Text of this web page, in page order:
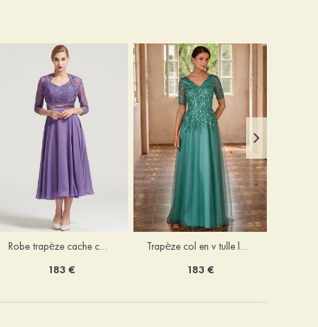
Robe trapèze cache cœur mousseline longueur mollet robe de mère de la mariée avec plissé veste
183 €
Trapèze col en v tulle longueur ras du sol robe de mère de la mariée avec perles paillettes
183 €